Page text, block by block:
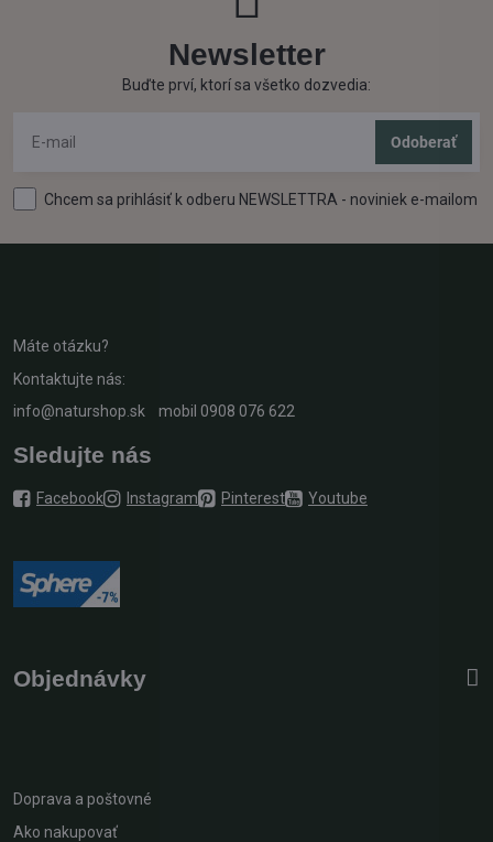
Newsletter
Buďte prví, ktorí sa všetko dozvedia:
Odoberať
Chcem sa prihlásiť k odberu NEWSLETTRA - noviniek e-mailom
Máte otázku?
Kontaktujte nás:
info@naturshop.sk mobil 0908 076 622
Sledujte nás
Facebook Instagram Pinterest Youtube
Objednávky
Doprava a poštovné
Ako nakupovať